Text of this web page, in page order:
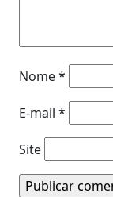
Nome*
E-mail *
Site